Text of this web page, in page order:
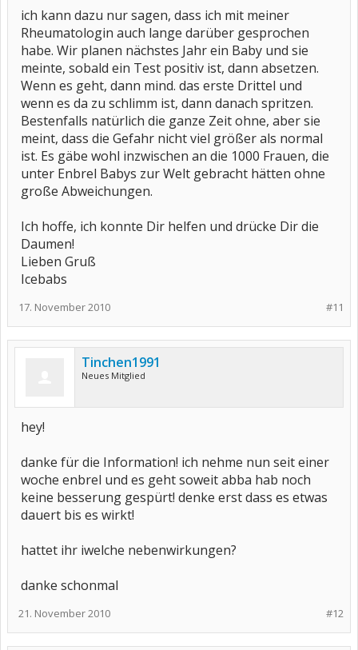
ich kann dazu nur sagen, dass ich mit meiner
Rheumatologin auch lange darüber gesprochen
habe. Wir planen nächstes Jahr ein Baby und sie
meinte, sobald ein Test positiv ist, dann absetzen.
Wenn es geht, dann mind. das erste Drittel und
wenn es da zu schlimm ist, dann danach spritzen.
Bestenfalls natürlich die ganze Zeit ohne, aber sie
meint, dass die Gefahr nicht viel größer als normal
ist. Es gäbe wohl inzwischen an die 1000 Frauen, die
unter Enbrel Babys zur Welt gebracht hätten ohne
große Abweichungen.
Ich hoffe, ich konnte Dir helfen und drücke Dir die
Daumen!
Lieben Gruß
Icebabs
#11
17. November 2010
Tinchen1991
Neues Mitglied
hey!
danke für die Information! ich nehme nun seit einer
woche enbrel und es geht soweit abba hab noch
keine besserung gespürt! denke erst dass es etwas
dauert bis es wirkt!
hattet ihr iwelche nebenwirkungen?
danke schonmal
#12
21. November 2010